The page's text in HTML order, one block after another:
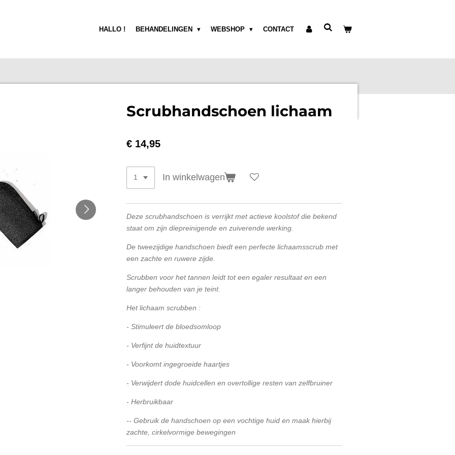
HALLO ! BEHANDELINGEN WEBSHOP CONTACT
Scrubhandschoen lichaam
€ 14,95
In winkelwagen
Deze scrubhandschoen is verrijkt met actieve koolstof die bekend
staat om zijn diepreinigende en zuiverende werking.
De tweezijdige handschoen biedt een perfecte lichaamsscrub met
een zachte en ruwere zijde.
Scrubben voor het tannen leidt tot een egaler resultaat en een
langer behouden van je teint.
Het lichaam scrubben :
- Stimuleert de bloedsomloop
- Verfijnt de huidtextuur
- Voorkomt ingegroeide haartjes
- Verwijdert dode huidcellen en overtollige resten van zelfbruiner
- Herbruikbaar
-- Gebruik de handschoen op een vochtige huid en maak hierbij
zachte, cirkelvormige bewegingen